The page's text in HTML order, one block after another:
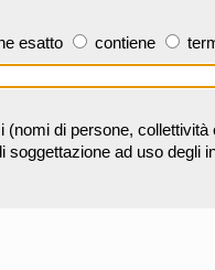
esatto contiene
(nomi di persone,
soggettazione ad uso degli